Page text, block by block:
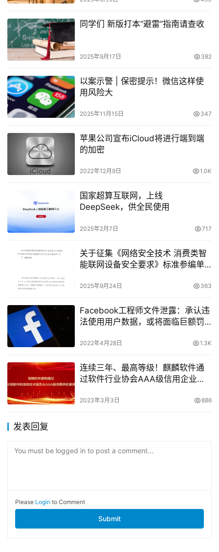
同学们 新版打本“避雷”指南请查收
2025年9月17日 382
以案示警 | 保密提示！微信这样使
用风险大
2025年11月15日 347
苹果公司宣布iCloud将进行端到端
的加密
2022年12月9日 1.0K
国家超算互联网，上线
DeepSeek，供全民使用
2025年2月7日 717
关于征集《网络安全技术 消费类智
能联网设备安全要求》标准参编单
2025年9月24日 363
Facebook工程师文件泄露：承认违
法使用用户数据，或将面临巨额罚
2022年4月28日 1.3K
连续三年、最高等级！麒麟软件通
过软件行业协会AAA级信用企业复
2023年3月3日 886
发表回复
You must be logged in to post a comment...
Please Login to Comment
Submit